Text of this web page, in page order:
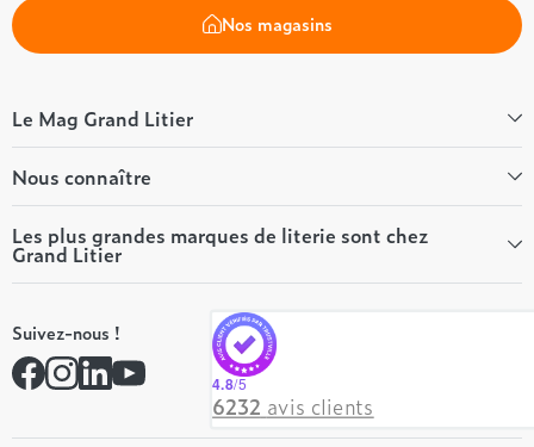
Nos magasins
Le Mag Grand Litier
Bien-être
Conseils literie
Tous les articles du Mag
Tous nos guides
Nous connaître
Qui sommes-nous ?
Nos valeurs
Nos engagements
Rejoindre notre réseau
Contactez-nous
Les plus grandes marques de literie sont chez
Grand Litier
André Renault
Simmons
Hôtel & Lodge
Suivez-nous !
4.8/5
6232 avis clients